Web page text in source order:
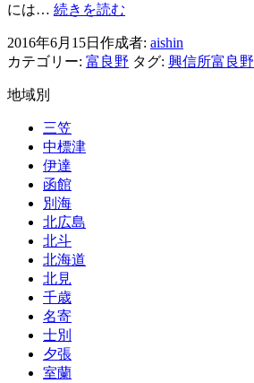
実
を
には… 続きを読む
問
題
2016年6月15日 作成者: aishin
カテゴリー: 富良野 タグ: 興信所富良野
地域別
三笠
中標津
伊達
函館
別海
北広島
北斗
北海道
北見
千歳
名寄
士別
夕張
室蘭